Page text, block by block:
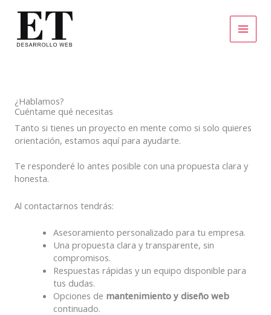
contenido
¿Hablamos?
Cuéntame qué necesitas
Tanto si tienes un proyecto en mente como si solo quieres
orientación, estamos aquí para ayudarte.
Te responderé lo antes posible con una propuesta clara y
honesta.
Al contactarnos tendrás:
Asesoramiento personalizado para tu empresa.
Una propuesta clara y transparente, sin
compromisos.
Respuestas rápidas y un equipo disponible para
tus dudas.
Opciones de mantenimiento y diseño web
continuado.